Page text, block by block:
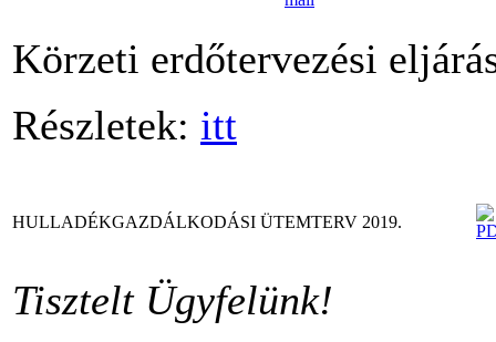
Körzeti erdőtervezési
Részletek: itt
HULLADÉKGAZDÁLKODÁSI ÜTEMTERV 2019.
Tisztelt Ügyfelünk!